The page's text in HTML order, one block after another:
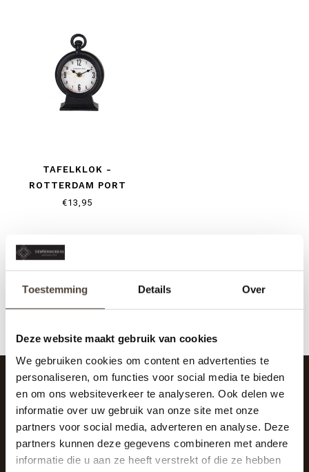
Toestemming Details Over
Deze website maakt gebruik van cookies
We gebruiken cookies om content en advertenties te
personaliseren, om functies voor social media te bieden
en om ons websiteverkeer te analyseren. Ook delen we
informatie over uw gebruik van onze site met onze
partners voor social media, adverteren en analyse. Deze
partners kunnen deze gegevens combineren met andere
informatie die u aan ze heeft verstrekt of die ze hebben
TAFELKLOK -
ROTTERDAM PORT
€13,95
SCHRIJF JE IN VOOR DE NIEUWSBRIEF
And stay up to date with our latest offers